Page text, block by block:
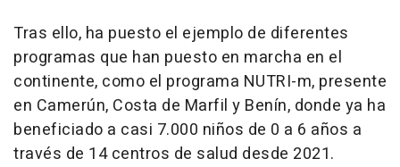
Tras ello, ha puesto el ejemplo de diferentes
programas que han puesto en marcha en el
continente, como el programa NUTRI-m, presente
en Camerún, Costa de Marfil y Benín, donde ya ha
beneficiado a casi 7.000 niños de 0 a 6 años a
través de 14 centros de salud desde 2021.